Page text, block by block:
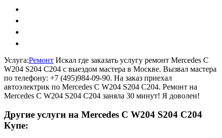
Услуга:Ремонт Искал где заказать услугу ремонт Mercedes C
W204 S204 C204 с выездом мастера в Москве. Вызвал мастера
по телефону: +7 (495)984-09-90. На заказ приехал
автоэлектрик по Mercedes C W204 S204 C204. Ремонт на
Mercedes C W204 S204 C204 заняла 30 минут! Я доволен!
Другие услуги на Mercedes C W204 S204 C204
Купе: